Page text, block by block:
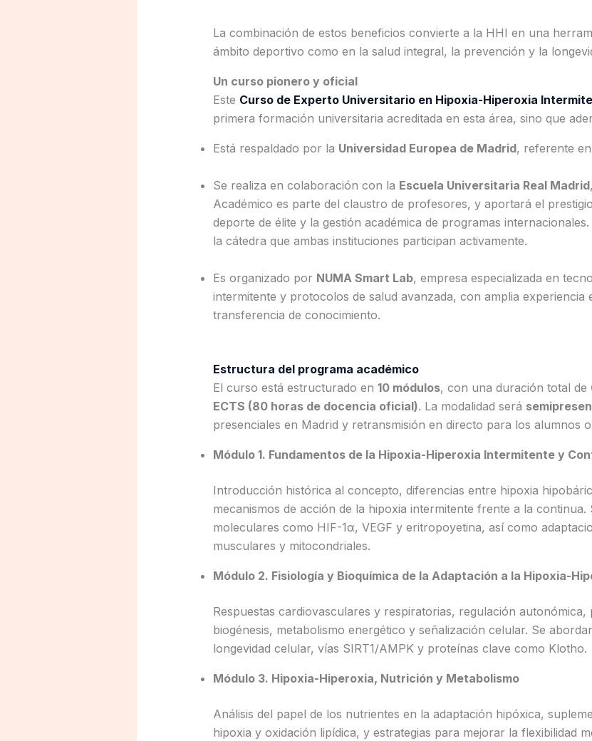
La combinación de estos beneficios convierte a la HHI en una
ámbito deportivo como en la salud integral, la prevención y la
Un curso pionero y oficial
Este Curso de Experto Universitario en Hipoxia-Hiperoxia
primera formación universitaria acreditada en esta área, sino que
Está respaldado por la Universidad Europea de Madrid, referente
Se realiza en colaboración con la Escuela Universitaria Real Madrid
Académico es parte del claustro de profesores, y aportará el
deporte de élite y la gestión académica de programas
la cátedra que ambas instituciones participan activamente.
Es organizado por NUMA Smart Lab, empresa especializada en
intermitente y protocolos de salud avanzada, con amplia experiencia
transferencia de conocimiento.
Estructura del programa académico
El curso está estructurado en 10 módulos, con una duración total de
ECTS (80 horas de docencia oficial). La modalidad será
presenciales en Madrid y retransmisión en directo para los alumnos
Módulo 1. Fundamentos de la Hipoxia-Hiperoxia Intermitente y
Introducción histórica al concepto, diferencias entre hipoxia
mecanismos de acción de la hipoxia intermitente frente a la continua.
moleculares como HIF-1α, VEGF y eritropoyetina, así como
musculares y mitocondriales.
Módulo 2. Fisiología y Bioquímica de la Adaptación a la Hipoxia-
Respuestas cardiovasculares y respiratorias, regulación autonómica,
biogénesis, metabolismo energético y señalización celular. Se
longevidad celular, vías SIRT1/AMPK y proteínas clave como Klotho.
Módulo 3. Hipoxia-Hiperoxia, Nutrición y Metabolismo
Análisis del papel de los nutrientes en la adaptación hipóxica,
hipoxia y oxidación lipídica, y estrategias para mejorar la flexibilidad